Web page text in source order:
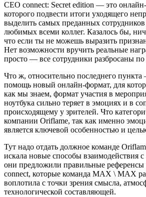
CEO connect: Secret edition — это
которого подвести итоги уходящего
выделить самых преданных сотрудников
любимых всеми коллег. Казалось бы,
что если ты не можешь выразить
Нет возможности вручить реальные
просто — все сотрудники разбросаны
Что ж, относительно последнего
помощь новый онлайн-формат, для
как мы знаем, формат участия в
ноутбука сильно теряет в эмоциях и в
происходящему у зрителей. Что
компании Oriflame, так как именно
является ключевой особенностью и
Тут надо отдать должное команде
искала новые способы взаимодействия
они предложили правильные референсы
connect, которые команда MAX \ MAX
воплотила с точки зрения смысла,
технологической составляющей.